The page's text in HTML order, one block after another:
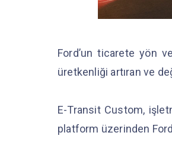
Ford’un ticarete yön
üretkenliği artıran ve
E-Transit Custom,
platform üzerinden